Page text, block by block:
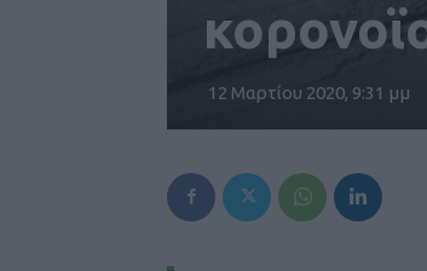
12 Μαρτίου 2020, 9:31 μμ